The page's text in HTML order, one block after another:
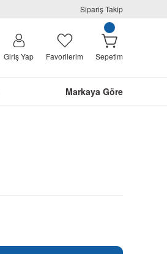
Sipariş Takip
Giriş Yap Favorilerim Sepetim
Markaya Göre